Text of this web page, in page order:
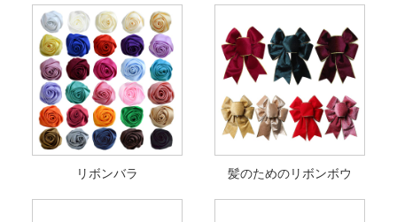
リボンバラ 髪のためのリボンボウ